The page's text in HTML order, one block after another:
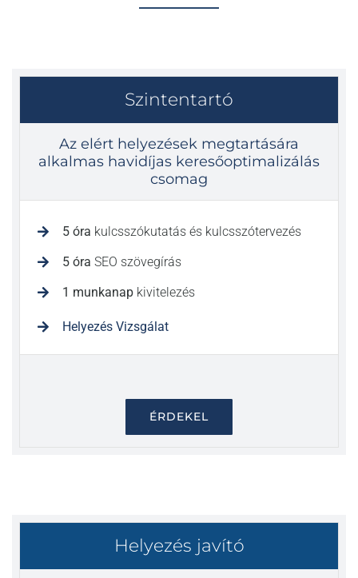
Szintentartó
Az elért helyezések megtartására
alkalmas havidíjas keresőoptimalizálás
csomag
5 óra kulcsszókutatás és kulcsszótervezés
5 óra SEO szövegírás
1 munkanap kivitelezés
Helyezés Vizsgálat
ÉRDEKEL
Helyezés javító